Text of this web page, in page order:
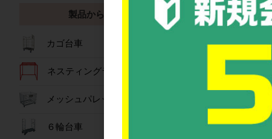
製品から探す
カゴ台車
ネスティングラック
メッシュパレット
６輪台車